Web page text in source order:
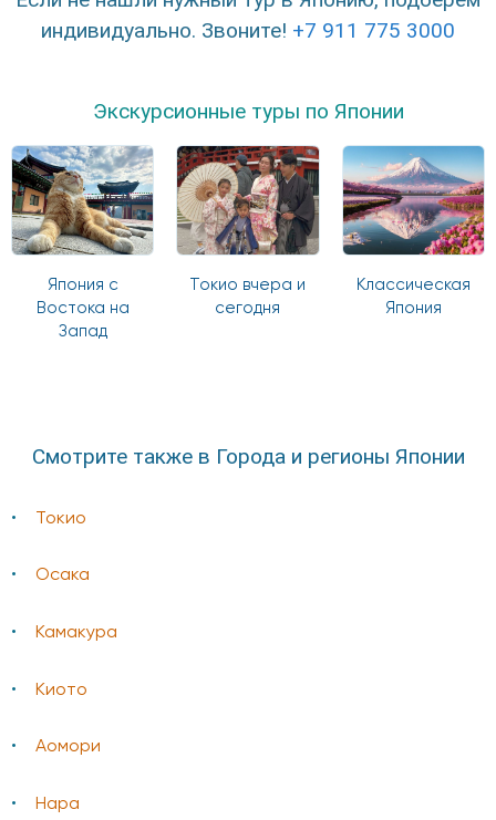
индивидуально. Звоните! +7 911 775 3000
Экскурсионные туры по Японии
Япония с
Востока на
Запад
Токио вчера и
сегодня
Классическая
Япония
Смотрите также в Города и регионы Японии
Токио
Осака
Камакура
Киото
Аомори
Нара